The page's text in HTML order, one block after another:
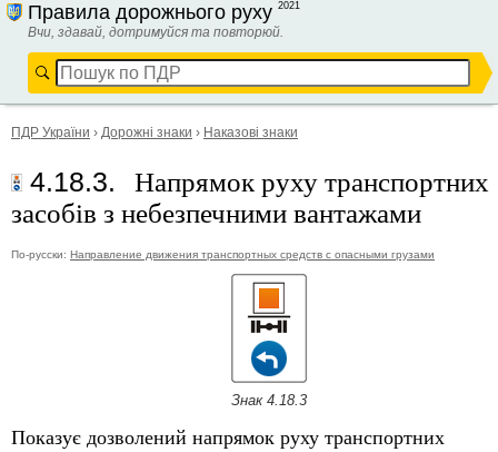
Правила дорожнього руху 2021
Вчи, здавай, дотримуйся та повторюй.
ПДР України › Дорожні знаки › Наказові знаки
4.18.3.
Напрямок руху транспортних
засобів з небезпечними вантажами
По-русски: Направление движения транспортных средств с опасными грузами
Знак 4.18.3
Показує дозволений напрямок руху транспортних